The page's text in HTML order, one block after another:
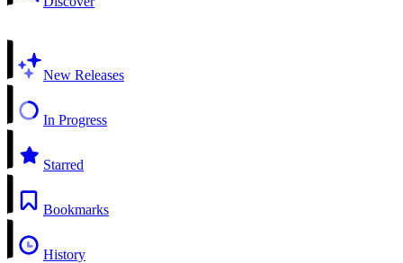
New Releases
In Progress
Starred
Bookmarks
History